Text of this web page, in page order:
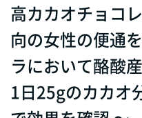
高カカオチョコ
向の女性の便通
ラにおいて酪酸
1日25gのカカオ